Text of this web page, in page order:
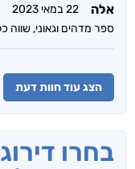
אלה
22 במאי 2023
ספר מדהים וגאוני, שווה
הצג עוד חוות דעת
בחרו